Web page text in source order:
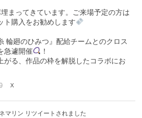
まってきています。ご来場予定の方は
ト購入をお勧めします
輪廻のひみつ』配給チームとのクロス
急遽開催
！
がる、作品の枠を解脱したコラボにお
X
マリン リツイートされました